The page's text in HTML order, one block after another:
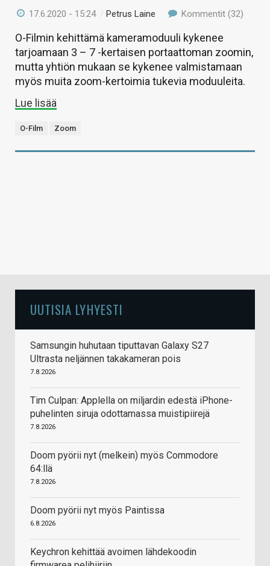
17.6.2020 - 15:24 /Petrus Laine Kommentit (32)
O-Filmin kehittämä kameramoduuli kykenee
tarjoamaan 3 – 7 -kertaisen portaattoman zoomin,
mutta yhtiön mukaan se kykenee valmistamaan
myös muita zoom-kertoimia tukevia moduuleita.
Lue lisää
O-Film Zoom
UUTISIA LYHYESTI
Samsungin huhutaan tiputtavan Galaxy S27
Ultrasta neljännen takakameran pois
7.8.2026
Tim Culpan: Applella on miljardin edestä iPhone-
puhelinten siruja odottamassa muistipiirejä
7.8.2026
Doom pyörii nyt (melkein) myös Commodore
64:llä
7.8.2026
Doom pyörii nyt myös Paintissa
6.8.2026
Keychron kehittää avoimen lähdekoodin